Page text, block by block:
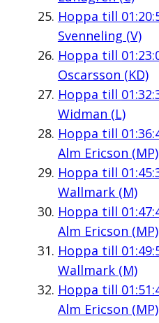
Hoppa till
Svenneling (V)
Hoppa till
Oscarsson (KD)
Hoppa till
Widman (L)
Hoppa till
Alm Ericson (MP)
Hoppa till
Wallmark (M)
Hoppa till
Alm Ericson (MP)
Hoppa till
Wallmark (M)
Hoppa till
Alm Ericson (MP)